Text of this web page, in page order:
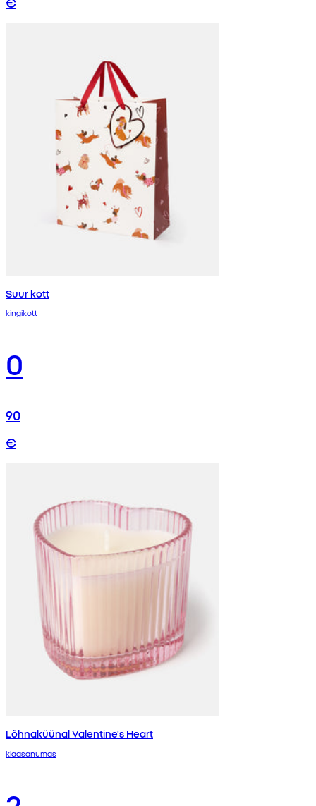
Suur kott
kingikott
0
90
€
Lõhnaküünal Valentine's Heart
klaasanumas